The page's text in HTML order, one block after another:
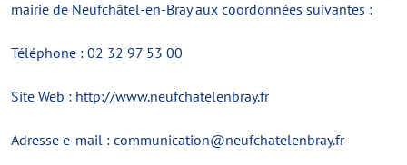
mairie de Neufchâtel-en-Bray aux coordonnées suivantes :
Téléphone : 02 32 97 53 00
Site Web : http://www.neufchatelenbray.fr
Adresse e-mail : communication@neufchatelenbray.fr